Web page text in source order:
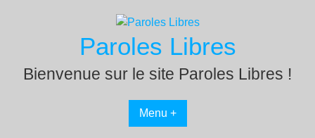
Paroles Libres
Bienvenue sur le site Paroles Libres !
Menu +